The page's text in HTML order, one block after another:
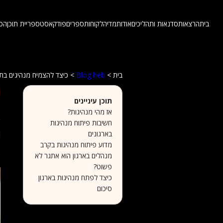
ביתהרצאותסדנאות ותהליכיםאודותמדיהלקוחותספריםפודקאסטספריית תוכן
בית >
Blog heb > כיצד להצמיח מנהיגים
תוכן עיניינים
אז מהי מנהיגות?
חשיבות פיתוח מנהיגות
בארגונים
מדוע פיתוח מנהיגות בקרב
מנהלים בארגון הוא אתגר לא
פשוט?
כיצד לפתח מנהיגות בארגון
סיכום